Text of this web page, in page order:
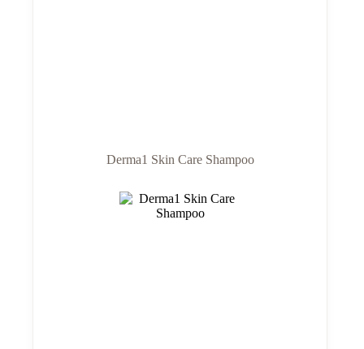
Derma1 Skin Care Shampoo